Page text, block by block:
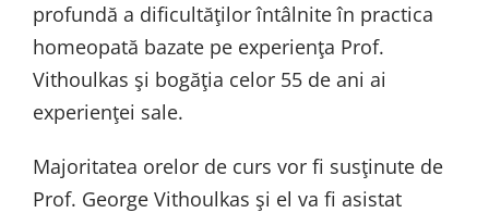
profundă a dificultăţilor întâlnite în practica
homeopată bazate pe experienţa Prof.
Vithoulkas şi bogăţia celor 55 de ani ai
experienţei sale.
Majoritatea orelor de curs vor fi susţinute de
Prof. George Vithoulkas şi el va fi asistat